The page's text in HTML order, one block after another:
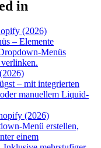
in
(2026)
– Elemente
Menüs
– mit integrierten
manuellem Liquid-
(2026)
Menü erstellen,
einem